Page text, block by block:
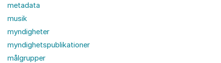
metadata
musik
myndigheter
myndighetspublikationer
målgrupper